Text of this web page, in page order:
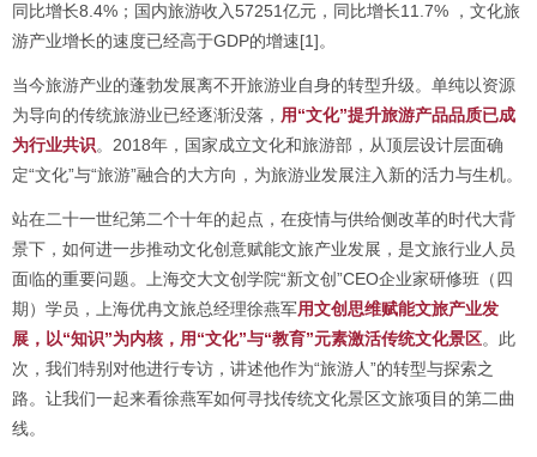
同比增长8.4%；国内旅游收入57251亿元，同比增长11.7% ，文化旅
游产业增长的速度已经高于GDP的增速[1]。
当今旅游产业的蓬勃发展离不开旅游业自身的转型升级。单纯以资源
为导向的传统旅游业已经逐渐没落， 用“文化”提升旅游产品品质已成
为行业共识。2018年，国家成立文化和旅游部，从顶层设计层面确
定“文化”与“旅游”融合的大方向，为旅游业发展注入新的活力与生机。
站在二十一世纪第二个十年的起点，在疫情与供给侧改革的时代大背
景下，如何进一步推动文化创意赋能文旅产业发展，是文旅行业人员
面临的重要问题。上海交大文创学院“新文创”CEO企业家研修班（四
期）学员，上海优冉文旅总经理徐燕军用文创思维赋能文旅产业发
展，以“知识”为内核，用“文化”与“教育”元素激活传统文化景区。此
次，我们特别对他进行专访，讲述他作为“旅游人”的转型与探索之
路。让我们一起来看徐燕军如何寻找传统文化景区文旅项目的第二曲
线。